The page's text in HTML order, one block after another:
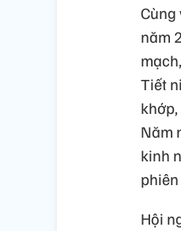
Cùng
năm
Tiết
Năm
kinh
Hội